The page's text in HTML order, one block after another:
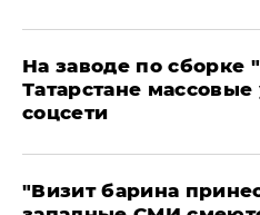
На заводе по сборке
Татарстане
соцсети
"Визит барина